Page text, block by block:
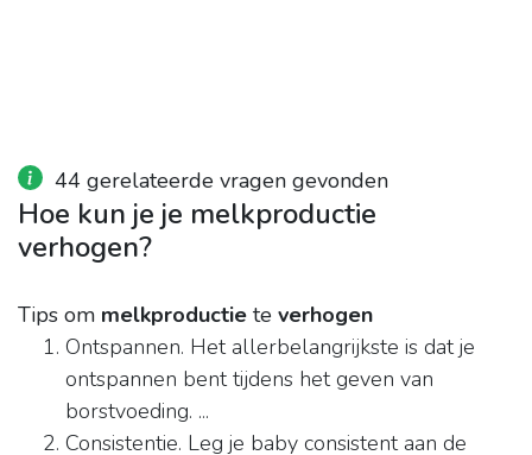
44 gerelateerde vragen gevonden
Hoe kun je je melkproductie
verhogen?
Tips om melkproductie te verhogen
Ontspannen. Het allerbelangrijkste is dat je
ontspannen bent tijdens het geven van
borstvoeding. ...
Consistentie. Leg je baby consistent aan de